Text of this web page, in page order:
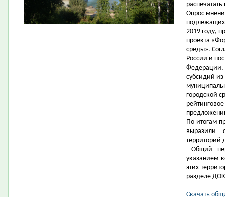
Опрос
подлежащих
2019 году,
проекта
среды».
России и
Федерации,
субсидий
городской
По итогам
выразили
территорий
Общий
указанием
этих
разделе
Скачать